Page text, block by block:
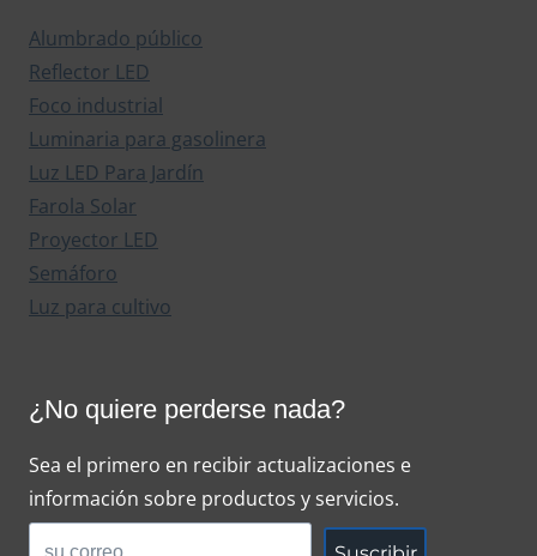
Alumbrado público
Reflector LED
Foco industrial
Luminaria para gasolinera
Luz LED Para Jardín
Farola Solar
Proyector LED
Semáforo
Luz para cultivo
¿No quiere perderse nada?
Sea el primero en recibir actualizaciones e
información sobre productos y servicios.